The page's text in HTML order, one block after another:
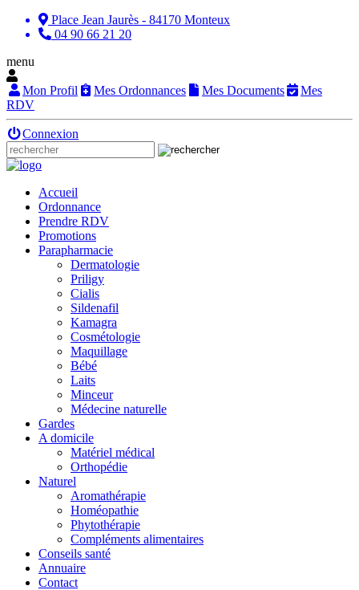
Place Jean Jaurès - 84170 Monteux
04 90 66 21 20
menu
Mon Profil Mes Ordonnances Mes Documents
Mes
RDV
Connexion
Accueil
Ordonnance
Prendre RDV
Promotions
Parapharmacie
Dermatologie
Priligy
Cialis
Sildenafil
Kamagra
Cosmétologie
Maquillage
Bébé
Laits
Minceur
Médecine naturelle
Gardes
A domicile
Matériel médical
Orthopédie
Naturel
Aromathérapie
Homéopathie
Phytothérapie
Compléments alimentaires
Conseils santé
Annuaire
Contact